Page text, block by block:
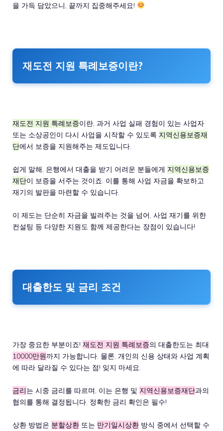
을 가득 담았으니, 끝까지 집중해주세요!
재도전 지원 특례보증이란?
재도전 지원 특례보증이란, 과거 사업 실패 경험이 있는 사업자
또는 소상공인이 다시 사업을 시작할 수 있도록 지역신용보증재
단에서 보증을 지원해주는 제도입니다.
쉽게 말해, 은행에서 대출을 받기 어려운 분들에게 지역신용보증
재단이 보증을 서주는 것이죠. 이를 통해 사업 자금을 확보하고
재기의 발판을 마련할 수 있습니다.
이 제도는 단순히 자금을 빌려주는 것을 넘어, 사업 재기를 위한
컨설팅 등 다양한 지원도 함께 제공한다는 장점이 있습니다!
대출한도 및 금리 조건
가장 중요한 부분이죠! 재도전 지원 특례보증의 대출한도는 최대
10000만원까지 가능합니다. 물론, 개인의 신용 상태와 사업 계획
에 따라 달라질 수 있다는 점! 잊지 마세요.
금리는 시중 금리를 따르며, 이는 은행 및 지역신용보증재단과의
협의를 통해 결정됩니다. 정확한 금리 확인은 필수!
상환 방법은 분할상환 또는 만기일시상환 방식 중에서 선택할 수